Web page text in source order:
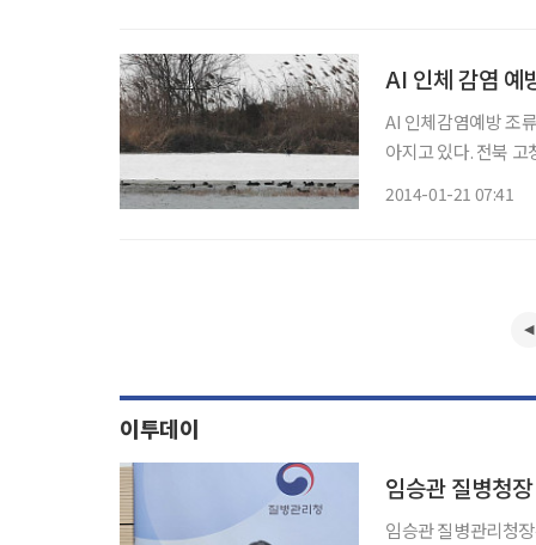
AI 인체 감염
AI 인체감염예방 조류인플루엔자(AI) 인체감염 예방을 위한 개인위생수칙에 대한 관심이 높
아지고 있다. 전북 고창과 부안에서 발생한 AI와 관련, 시민 불안이 확산하는 가운데 청주시
2014-01-21 07:41
이투데이
임승관 질병청
임승관 질병관리청